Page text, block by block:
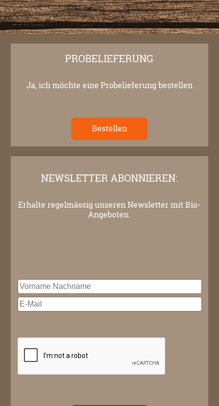
PROBELIEFERUNG
Ja, ich möchte eine Probelieferung bestellen
Bestellen
NEWSLETTER ABONNIEREN:
Erhalte regelmässig unseren Newsletter mit Bio-
Angeboten.